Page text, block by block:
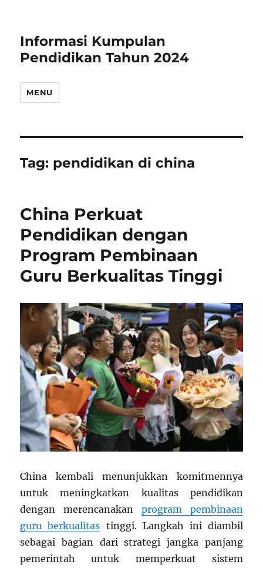
Informasi Kumpulan
Pendidikan Tahun 2024
MENU
Tag: pendidikan di china
China Perkuat
Pendidikan dengan
Program Pembinaan
Guru Berkualitas Tinggi
China kembali menunjukkan komitmennya
untuk meningkatkan kualitas pendidikan
dengan merencanakan program pembinaan
guru berkualitas tinggi. Langkah ini diambil
sebagai bagian dari strategi jangka panjang
pemerintah untuk memperkuat sistem